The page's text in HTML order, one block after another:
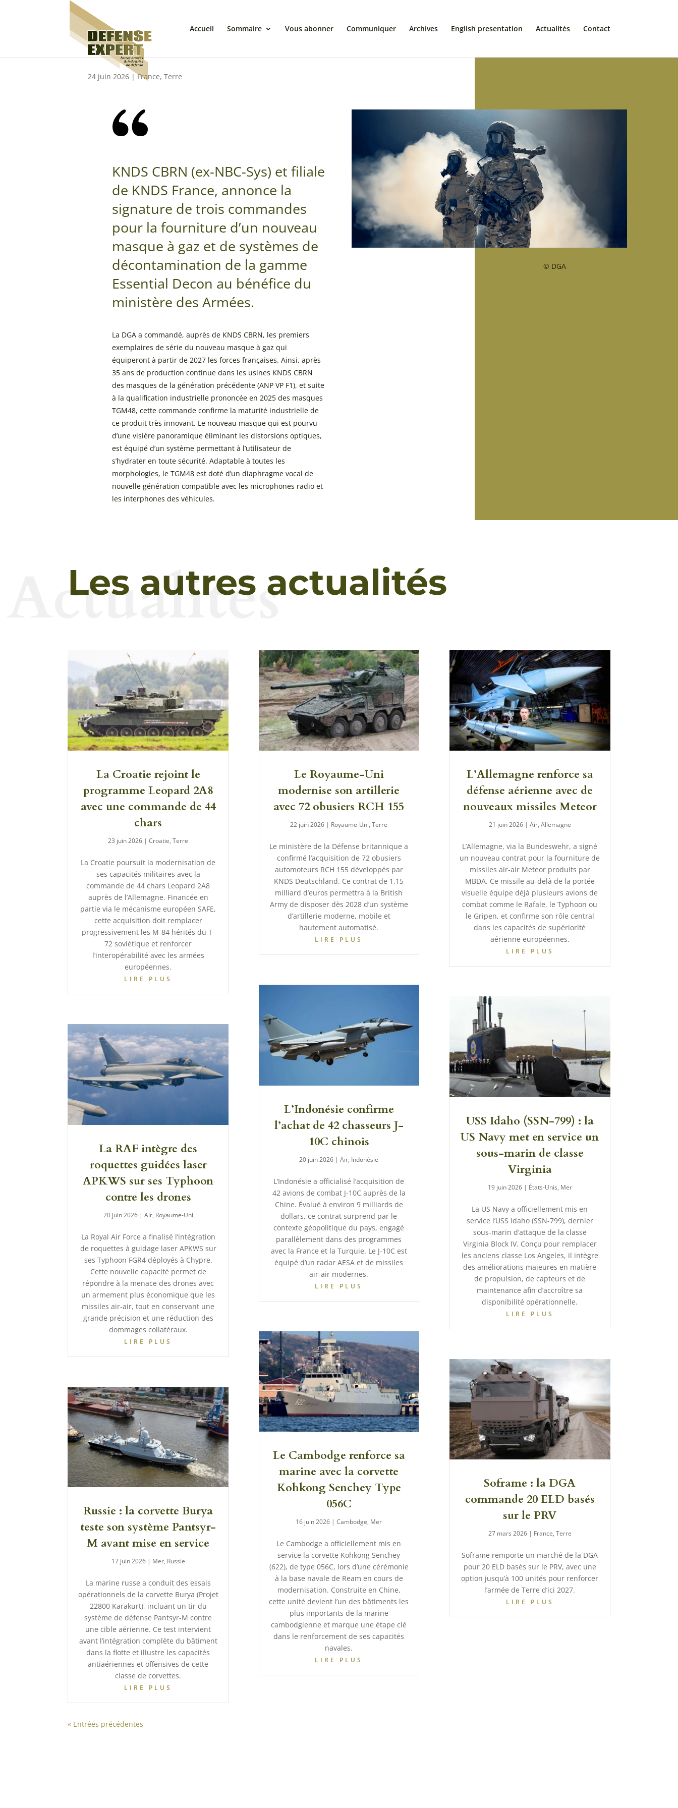
Accueil Sommaire Vous abonner Communiquer Archives English presentation Actualités Contact
24 juin 2026 |France,Terre
KNDS CBRN (ex-NBC-Sys) et filiale
de KNDS France, annonce la
signature de trois commandes
pour la fourniture d’un nouveau
masque à gaz et de systèmes de
décontamination de la gamme
Essential Decon au bénéfice du
ministère des Armées.
La DGA a commandé, auprès de KNDS CBRN, les premiers
exemplaires de série du nouveau masque à gaz qui
équiperont à partir de 2027 les forces françaises. Ainsi, après
35 ans de production continue dans les usines KNDS CBRN
des masques de la génération précédente (ANP VP F1), et suite
à la qualification industrielle prononcée en 2025 des masques
TGM48, cette commande confirme la maturité industrielle de
ce produit très innovant. Le nouveau masque qui est pourvu
d’une visière panoramique éliminant les distorsions optiques,
est équipé d’un système permettant à l’utilisateur de
s’hydrater en toute sécurité. Adaptable à toutes les
morphologies, le TGM48 est doté d’un diaphragme vocal de
nouvelle génération compatible avec les microphones radio et
les interphones des véhicules.
© DGA
Les autres actualités
Actualités
La Croatie rejoint le
programme Leopard 2A8
avec une commande de 44
chars
23 juin 2026 |Croatie,Terre
La Croatie poursuit la modernisation de
ses capacités militaires avec la
commande de 44 chars Leopard 2A8
auprès de l’Allemagne. Financée en
partie via le mécanisme européen SAFE,
cette acquisition doit remplacer
progressivement les M-84 hérités du T-
72 soviétique et renforcer
l’interopérabilité avec les armées
européennes.
LIRE PLUS
La RAF intègre des
roquettes guidées laser
APKWS sur ses Typhoon
contre les drones
20 juin 2026| Air, Royaume-Uni
La Royal Air Force a finalisé l’intégration
de roquettes à guidage laser APKWS sur
ses Typhoon FGR4 déployés à Chypre.
Cette nouvelle capacité permet de
répondre à la menace des drones avec
un armement plus économique que les
missiles air-air, tout en conservant une
grande précision et une réduction des
dommages collatéraux.
LIRE PLUS
Russie : la corvette Burya
teste son système Pantsyr-
M avant mise en service
17 juin 2026| Mer, Russie
La marine russe a conduit des essais
opérationnels de la corvette Burya (Projet
22800 Karakurt), incluant un tir du
système de défense Pantsyr-M contre
une cible aérienne. Ce test intervient
avant l’intégration complète du bâtiment
dans la flotte et illustre les capacités
antiaériennes et offensives de cette
classe de corvettes.
LIRE PLUS
Le Royaume-Uni
modernise son artillerie
avec 72 obusiers RCH 155
22 juin 2026 | Royaume-Uni,Terre
Le ministère de la Défense britannique a
confirmé l’acquisition de 72 obusiers
automoteurs RCH 155 développés par
KNDS Deutschland. Ce contrat de 1,15
milliard d’euros permettra à la British
Army de disposer dès 2028 d’un système
d’artillerie moderne, mobile et
hautement automatisé.
LIRE PLUS
L’Indonésie confirme
l’achat de 42 chasseurs J-
10C chinois
20 juin 2026 |Air, Indonésie
L’Indonésie a officialisé l’acquisition de
42 avions de combat J-10C auprès de la
Chine. Évalué à environ 9 milliards de
dollars, ce contrat surprend par le
contexte géopolitique du pays, engagé
parallèlement dans des programmes
avec la France et la Turquie. Le J-10C est
équipé d’un radar AESA et de missiles
air-air modernes.
LIRE PLUS
Le Cambodge renforce sa
marine avec la corvette
Kohkong Senchey Type
056C
16 juin 2026 |Cambodge, Mer
Le Cambodge a officiellement mis en
service la corvette Kohkong Senchey
(622), de type 056C, lors d’une cérémonie
à la base navale de Ream en cours de
modernisation. Construite en Chine,
cette unité devient l’un des bâtiments les
plus importants de la marine
cambodgienne et marque une étape clé
dans le renforcement de ses capacités
navales.
LIRE PLUS
L’Allemagne renforce sa
défense aérienne avec de
nouveaux missiles Meteor
21 juin 2026| Air, Allemagne
L’Allemagne, via la Bundeswehr, a signé
un nouveau contrat pour la fourniture de
missiles air-air Meteor produits par
MBDA. Ce missile au-delà de la portée
visuelle équipe déjà plusieurs avions de
combat comme le Rafale, le Typhoon ou
le Gripen, et confirme son rôle central
dans les capacités de supériorité
aérienne européennes.
LIRE PLUS
USS Idaho (SSN-799) : la
US Navy met en service un
sous-marin de classe
Virginia
19 juin 2026| États-Unis, Mer
La US Navy a officiellement mis en
service l’USS Idaho (SSN-799), dernier
sous-marin d’attaque de la classe
Virginia Block IV. Conçu pour remplacer
les anciens classe Los Angeles, il intègre
des améliorations majeures en matière
de propulsion, de capteurs et de
maintenance afin d’accroître sa
disponibilité opérationnelle.
LIRE PLUS
Soframe : la DGA
commande 20 ELD basés
sur le PRV
27 mars 2026| France, Terre
Soframe remporte un marché de la DGA
pour 20 ELD basés sur le PRV, avec une
option jusqu’à 100 unités pour renforcer
l’armée de Terre d’ici 2027.
LIRE PLUS
« Entrées précédentes